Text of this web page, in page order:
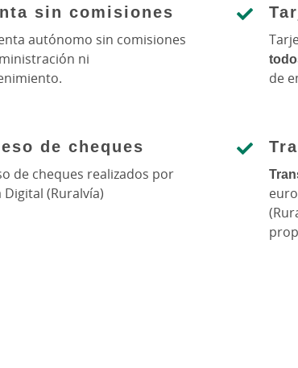
sin comisiones
autónomo sin comisiones
ni
de
de cheques
de cheques realizados por
Digital (Ruralvía)